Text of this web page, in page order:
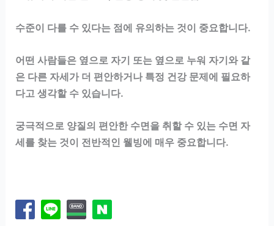
수준이 다를 수 있다는 점에 유의하는 것이 중요합니다.
어떤 사람들은 옆으로 자기 또는 옆으로 누워 자기와 같
은 다른 자세가 더 편안하거나 특정 건강 문제에 필요하
다고 생각할 수 있습니다.
궁극적으로 양질의 편안한 수면을 취할 수 있는 수면 자
세를 찾는 것이 전반적인 웰빙에 매우 중요합니다.